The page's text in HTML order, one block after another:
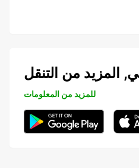
المزيد من التنقل
للمزيد من المعلومات